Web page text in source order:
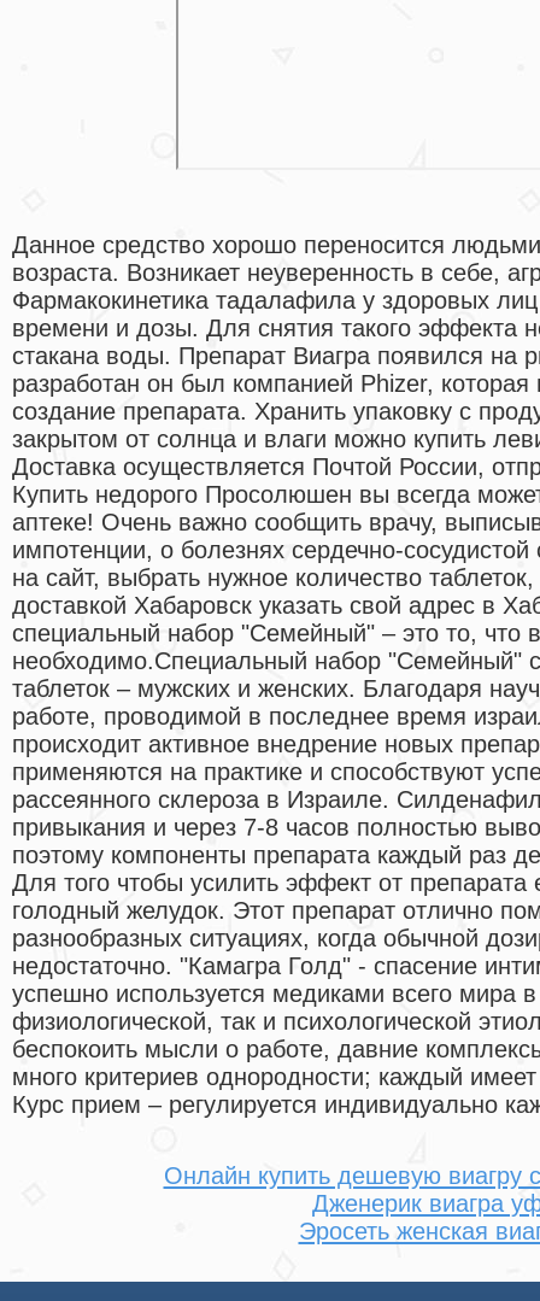
Данное средство хорошо переносится
возраста. Возникает неуверенность в себе,
Фармакокинетика тадалафила у здоровых
времени и дозы. Для снятия такого эффекта
стакана воды. Препарат Виагра появился на
разработан он был компанией Phizer, которая
создание препарата. Хранить упаковку с
закрытом от солнца и влаги можно купить
Доставка осуществляется Почтой России,
Купить недорого Просолюшен вы всегда
аптеке! Очень важно сообщить врачу,
импотенции, о болезнях сердечно-
на сайт, выбрать нужное количество
доставкой Хабаровск указать свой адрес в
специальный набор "Семейный" – это то, что
необходимо.Специальный набор "Семейный"
таблеток – мужских и женских. Благодаря
работе, проводимой в последнее время
происходит активное внедрение новых
применяются на практике и способствуют
рассеянного склероза в Израиле.
привыкания и через 7-8 часов полностью
поэтому компоненты препарата каждый раз
Для того чтобы усилить эффект от препарата
голодный желудок. Этот препарат отлично
разнообразных ситуациях, когда обычной
недостаточно. "Камагра Голд" - спасение
успешно используется медиками всего мира
физиологической, так и психологической
беспокоить мысли о работе, давние
много критериев однородности; каждый
Курс прием – регулируется индивидуально
Онлайн купить дешевую виагру
Дженерик виагра
Эросеть женская